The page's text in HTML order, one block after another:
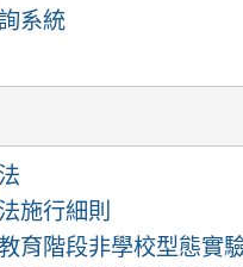
系統
施行細則
育階段非學校型態實